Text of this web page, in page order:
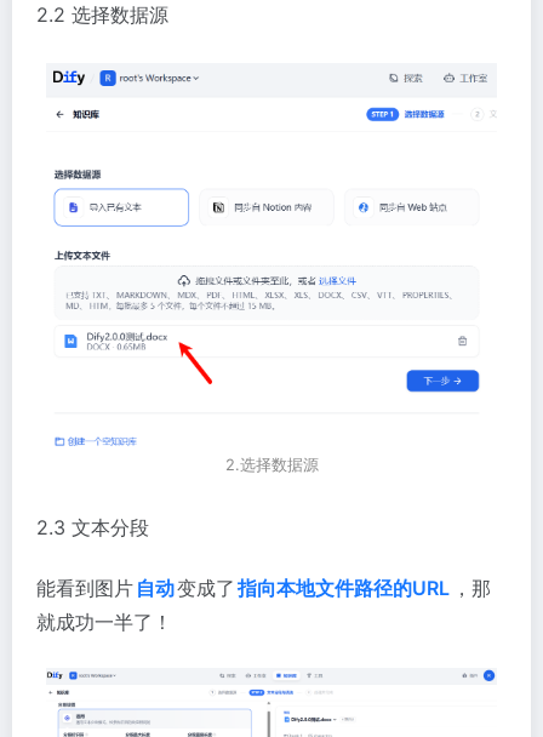
2.2 选择数据源
2.选择数据源
2.3 文本分段
能看到图片 自动变成了 指向本地文件路径的URL ，那
就成功一半了！